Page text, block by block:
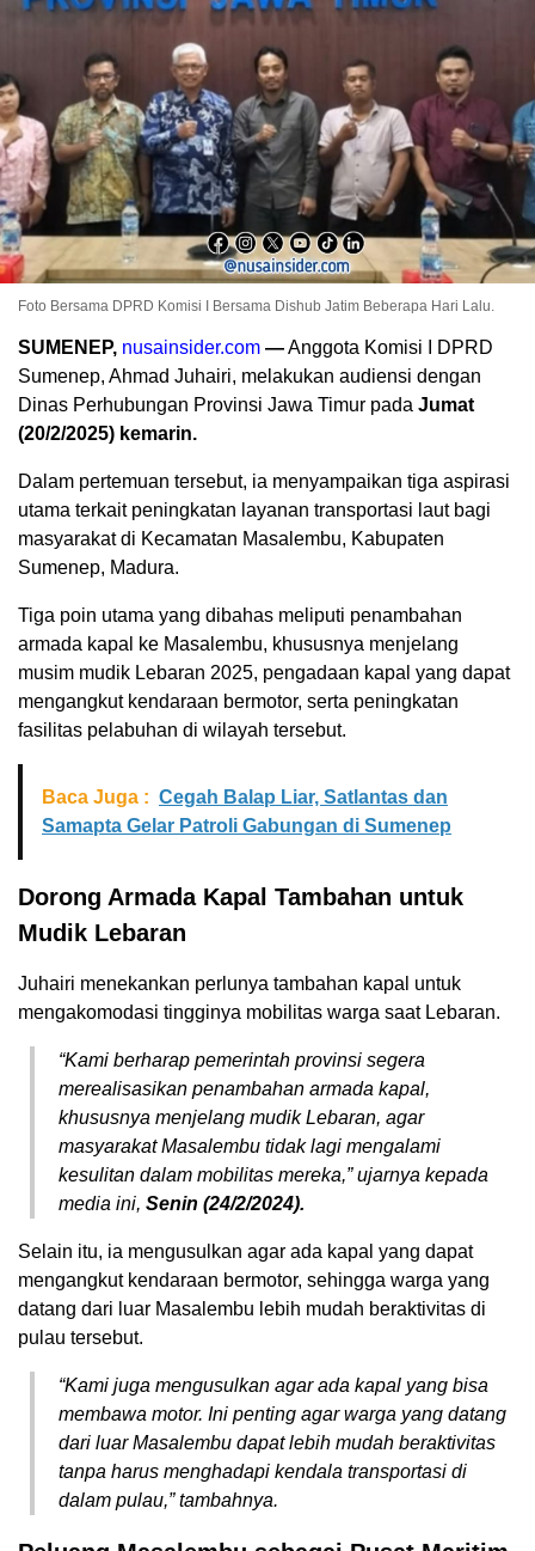
Foto Bersama DPRD Komisi I Bersama Dishub Jatim Beberapa Hari Lalu.
SUMENEP, nusainsider.com —Anggota Komisi I DPRD
Sumenep, Ahmad Juhairi, melakukan audiensi dengan
Dinas Perhubungan Provinsi Jawa Timur pada Jumat
(20/2/2025) kemarin.
Dalam pertemuan tersebut, ia menyampaikan tiga aspirasi
utama terkait peningkatan layanan transportasi laut bagi
masyarakat di Kecamatan Masalembu, Kabupaten
Sumenep, Madura.
Tiga poin utama yang dibahas meliputi penambahan
armada kapal ke Masalembu, khususnya menjelang
musim mudik Lebaran 2025, pengadaan kapal yang dapat
mengangkut kendaraan bermotor, serta peningkatan
fasilitas pelabuhan di wilayah tersebut.
Baca Juga : Cegah Balap Liar, Satlantas dan
Samapta Gelar Patroli Gabungan di Sumenep
Dorong Armada Kapal Tambahan untuk
Mudik Lebaran
Juhairi menekankan perlunya tambahan kapal untuk
mengakomodasi tingginya mobilitas warga saat Lebaran.
“Kami berharap pemerintah provinsi segera
merealisasikan penambahan armada kapal,
khususnya menjelang mudik Lebaran, agar
masyarakat Masalembu tidak lagi mengalami
kesulitan dalam mobilitas mereka,” ujarnya kepada
media ini, Senin (24/2/2024).
Selain itu, ia mengusulkan agar ada kapal yang dapat
mengangkut kendaraan bermotor, sehingga warga yang
datang dari luar Masalembu lebih mudah beraktivitas di
pulau tersebut.
“Kami juga mengusulkan agar ada kapal yang bisa
membawa motor. Ini penting agar warga yang datang
dari luar Masalembu dapat lebih mudah beraktivitas
tanpa harus menghadapi kendala transportasi di
dalam pulau,” tambahnya.